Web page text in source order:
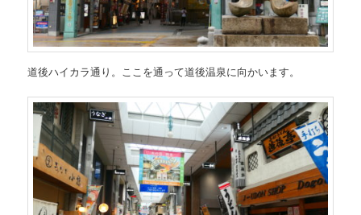
道後ハイカラ通り。ここを通って道後温泉に向かいます。